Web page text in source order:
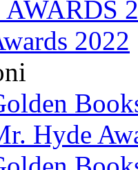
2022
Hyde